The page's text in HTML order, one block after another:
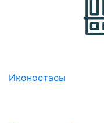
Иконостасы